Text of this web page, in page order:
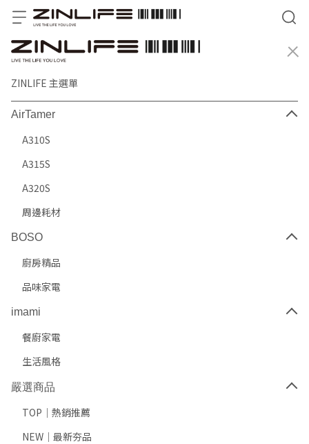
ZINLIFE 主選單
AirTamer
A310S
A315S
A320S
周邊耗材
BOSO
廚房精品
品味家電
imami
餐廚家電
生活風格
嚴選商品
TOP｜熱銷推薦
NEW｜最新夯品